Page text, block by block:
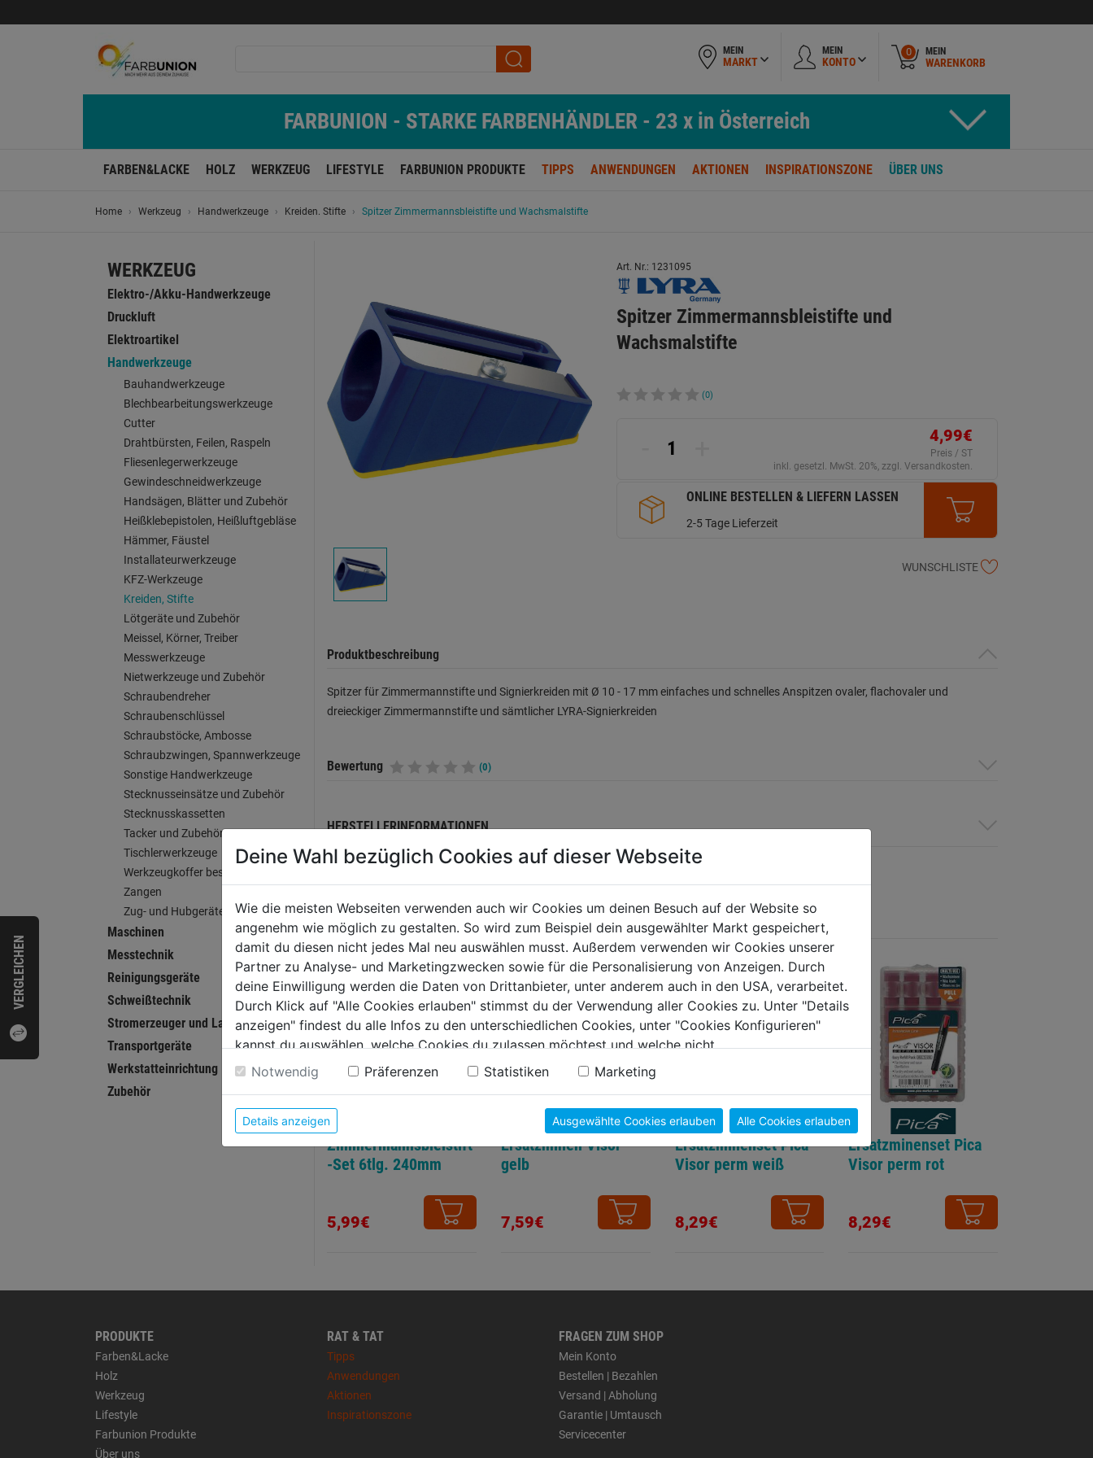
VERGLEICHEN
MEIN
MARKT
MEIN
KONTO
0 MEIN
WARENKORB
FARBUNION - STARKE FARBENHÄNDLER - 23 x in Österreich
FARBEN&LACKE HOLZ WERKZEUG LIFESTYLE FARBUNION PRODUKTE TIPPS ANWENDUNGEN AKTIONEN INSPIRATIONSZONE ÜBER UNS
Home Werkzeug Handwerkzeuge Kreiden. Stifte Spitzer Zimmermannsbleistifte und Wachsmalstifte
WERKZEUG
Elektro-/Akku-Handwerkzeuge
Druckluft
Elektroartikel
Handwerkzeuge
Bauhandwerkzeuge
Blechbearbeitungswerkzeuge
Cutter
Drahtbürsten, Feilen, Raspeln
Fliesenlegerwerkzeuge
Gewindeschneidwerkzeuge
Handsägen, Blätter und Zubehör
Heißklebepistolen, Heißluftgebläse
Hämmer, Fäustel
Installateurwerkzeuge
KFZ-Werkzeuge
Kreiden, Stifte
Lötgeräte und Zubehör
Meissel, Körner, Treiber
Messwerkzeuge
Nietwerkzeuge und Zubehör
Schraubendreher
Schraubenschlüssel
Schraubstöcke, Ambosse
Schraubzwingen, Spannwerkzeuge
Sonstige Handwerkzeuge
Stecknusseinsätze und Zubehör
Stecknusskassetten
Tacker und Zubehör
Tischlerwerkzeuge
Werkzeugkoffer bestückt
Zangen
Zug- und Hubgeräte
Maschinen
Messtechnik
Reinigungsgeräte
Schweißtechnik
Stromerzeuger und Ladegeräte
Transportgeräte
Werkstatteinrichtung
Zubehör
Art. Nr.: 1231095
Spitzer Zimmermannsbleistifte und
Wachsmalstifte
(0)
4,99€
Preis / ST
inkl. gesetzl. MwSt. 20%, zzgl. Versandkosten.
ONLINE BESTELLEN & LIEFERN LASSEN
2-5 Tage Lieferzeit
WUNSCHLISTE
Produktbeschreibung
Spitzer für Zimmermannstifte und Signierkreiden mit Ø 10 - 17 mm einfaches und schnelles Anspitzen ovaler, flachovaler und
dreieckiger Zimmermannstifte und sämtlicher LYRA-Signierkreiden
Bewertung (0)
HERSTELLERINFORMATIONEN
WEITERE PRODUKTE AUS DIESER KATEGORIE
Zimmermannsbleistift
-Set 6tlg. 240mm
5,99€
Ersatzminen Visor
gelb
7,59€
Ersatzminenset Pica
Visor perm weiß
8,29€
Ersatzminenset Pica
Visor perm rot
8,29€
PRODUKTE
Farben&Lacke
Holz
Werkzeug
Lifestyle
Farbunion Produkte
Über uns
RAT & TAT
Tipps
Anwendungen
Aktionen
Inspirationszone
FRAGEN ZUM SHOP
Mein Konto
Bestellen | Bezahlen
Versand | Abholung
Garantie | Umtausch
Servicecenter
Deine Wahl bezüglich Cookies auf dieser Webseite
Wie die meisten Webseiten verwenden auch wir Cookies um deinen Besuch auf der Website so
angenehm wie möglich zu gestalten. So wird zum Beispiel dein ausgewählter Markt gespeichert,
damit du diesen nicht jedes Mal neu auswählen musst. Außerdem verwenden wir Cookies unserer
Partner zu Analyse- und Marketingzwecken sowie für die Personalisierung von Anzeigen. Durch
deine Einwilligung werden die Daten von Drittanbieter, unter anderem auch in den USA, verarbeitet.
Durch Klick auf "Alle Cookies erlauben" stimmst du der Verwendung aller Cookies zu. Unter "Details
anzeigen" findest du alle Infos zu den unterschiedlichen Cookies, unter "Cookies Konfigurieren"
kannst du auswählen, welche Cookies du zulassen möchtest und welche nicht.
Weitere Informationen findest du in unserer Datenschutzerklärung
Notwendig Präferenzen Statistiken Marketing
Details anzeigen Ausgewählte Cookies erlauben Alle Cookies erlauben